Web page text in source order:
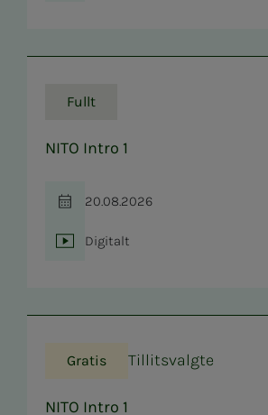
Fullt
NITO Intro 1
Tid
20.08.2026
Sted
Digitalt
Gratis Tillitsvalgte
NITO Intro 1